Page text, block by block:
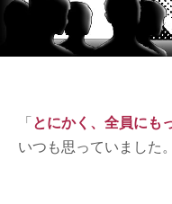
「 とにかく、全員にも
いつも思っていました。